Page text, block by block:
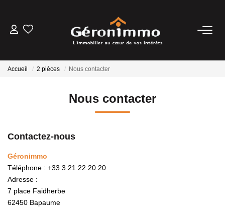
GESTION LOCATIVE
NOTRE AGENCE
Accueil 2 pièces Nous contacter
Nous contacter
Contactez-nous
Géronimmo
Téléphone : +33 3 21 22 20 20
Adresse :
7 place Faidherbe
62450 Bapaume